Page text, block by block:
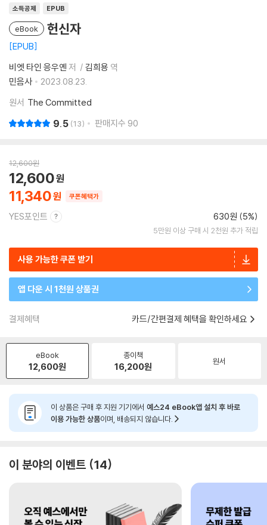
소득공제 EPUB
eBook 헌신자
EPUB
비엣 타인 응우옌 저 김희용 역
민음사
2023.08.23.
원서 The Committed
9.5 13 판매지수 90
12,600원
11,340
12,600
쿠폰혜택가
YES포인트 630원 (5%)
5만원 이상 구매 시 2천원 추가 적립
사용 가능한 쿠폰 받기
앱 다운 시 1천원 상품권
결제혜택 카드/간편결제 혜택을 확인하세요
eBook
12,600원
종이책
16,200원 원서
이 상품은 구매 후 지원 기기에서 예스24 eBook앱 설치 후 바로
이용 가능한 상품이며, 배송되지 않습니다.
이 분야의 이벤트 14